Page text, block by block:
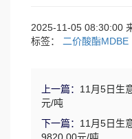
2025-11-05 08:30:00
标签：
二价酸酯MDBE
上一篇： 11月5日生
元/吨
下一篇： 11月5日生
9820.00元/吨